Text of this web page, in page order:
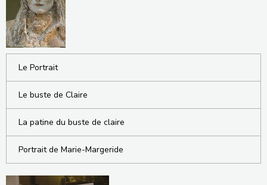
Le Portrait
Le buste de Claire
La patine du buste de claire
Portrait de Marie-Margeride